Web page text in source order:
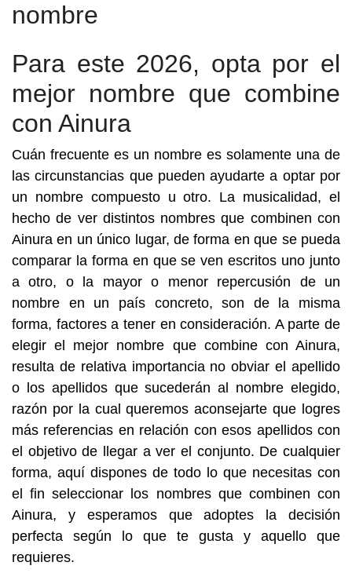
nombre
Para este 2026, opta por el
mejor nombre que combine
con Ainura
Cuán frecuente es un nombre es solamente una de
las circunstancias que pueden ayudarte a optar por
un nombre compuesto u otro. La musicalidad, el
hecho de ver distintos nombres que combinen con
Ainura en un único lugar, de forma en que se pueda
comparar la forma en que se ven escritos uno junto
a otro, o la mayor o menor repercusión de un
nombre en un país concreto, son de la misma
forma, factores a tener en consideración. A parte de
elegir el mejor nombre que combine con Ainura,
resulta de relativa importancia no obviar el apellido
o los apellidos que sucederán al nombre elegido,
razón por la cual queremos aconsejarte que logres
más referencias en relación con esos apellidos con
el objetivo de llegar a ver el conjunto. De cualquier
forma, aquí dispones de todo lo que necesitas con
el fin seleccionar los nombres que combinen con
Ainura, y esperamos que adoptes la decisión
perfecta según lo que te gusta y aquello que
requieres.